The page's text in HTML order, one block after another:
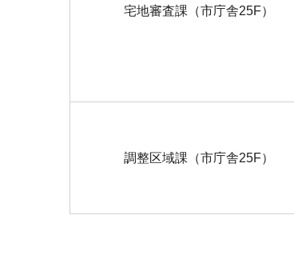
宅地審査課（市庁舎25F）
調整区域課（市庁舎25F）